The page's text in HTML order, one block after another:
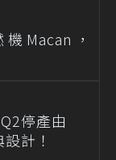
Macan，
停產由
計！